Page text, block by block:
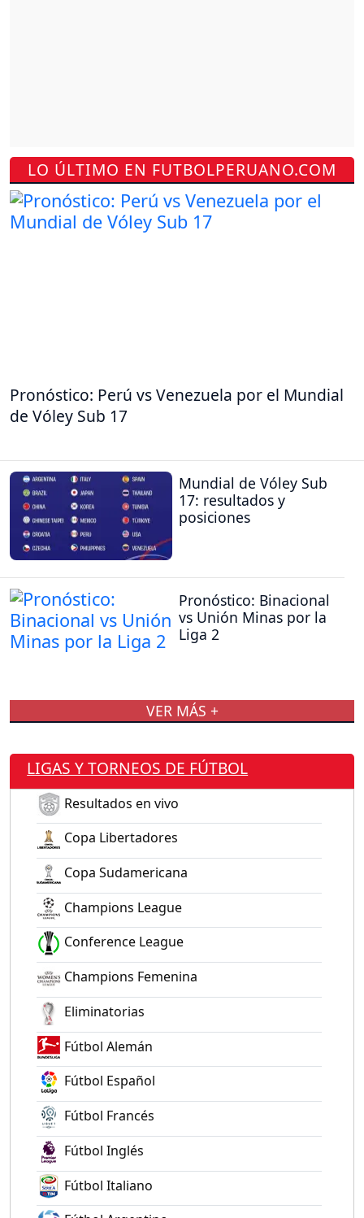
LO ÚLTIMO EN FUTBOLPERUANO.COM
Pronóstico: Perú vs Venezuela por el Mundial
de Vóley Sub 17
Mundial de Vóley Sub
17: resultados y
posiciones
Pronóstico: Binacional
vs Unión Minas por la
Liga 2
VER MÁS +
LIGAS Y TORNEOS DE FÚTBOL
Resultados en vivo
Copa Libertadores
Copa Sudamericana
Champions League
Conference League
Champions Femenina
Eliminatorias
Fútbol Alemán
Fútbol Español
Fútbol Francés
Fútbol Inglés
Fútbol Italiano